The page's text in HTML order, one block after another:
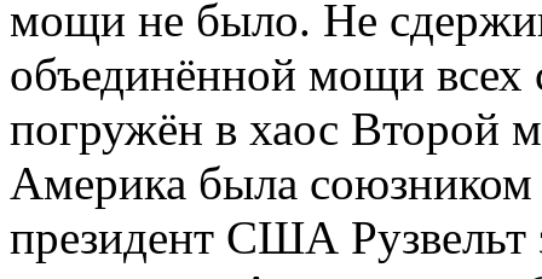
мощи не было. Не
объединённой мощи
погружён в хаос Второй
Америка была союзником
президент США Рузвельт